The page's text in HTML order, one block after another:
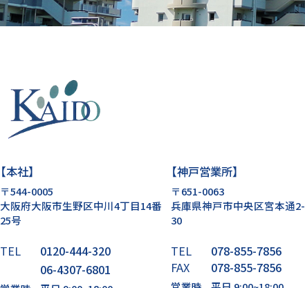
【本社】
〒544-0005
大阪府大阪市生野区中川4丁目14番
25号
TEL
0120-444-320
06-4307-6801
【神戸営業所】
〒651-0063
兵庫県神戸市中央区宮本通
30
TEL
078-855-7856
FAX
078-855-7856